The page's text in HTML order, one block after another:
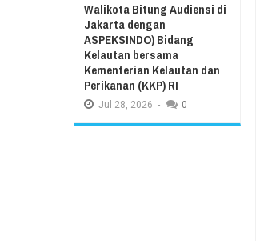
Walikota Bitung Audiensi di
Jakarta dengan
ASPEKSINDO) Bidang
Kelautan bersama
Kementerian Kelautan dan
Perikanan (KKP) RI
Jul 28, 2026 - 0